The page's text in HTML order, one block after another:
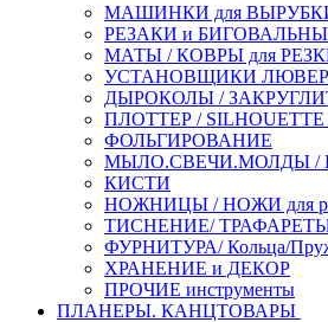
МАШИНКИ для
РЕЗАКИ и
МАТЫ / КОВРЫ для
УСТАНОВЩИКИ
ДЫРОКОЛЫ /
ПЛОТТЕР / SILHOUETTE
ФОЛЬГИРОВАНИЕ
МЫЛО.СВЕЧИ.МОЛДЫ /
КИСТИ
НОЖНИЦЫ / НОЖИ для
ТИСНЕНИЕ/ ТРАФАРЕТЫ /
ФУРНИТУРА/ Кольца/
ХРАНЕНИЕ и ДЕКОР
ПРОЧИЕ инструменты
ПЛАНЕРЫ. КАНЦТОВАРЫ